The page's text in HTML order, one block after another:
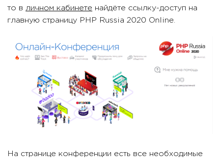
то в личном кабинете найдёте ссылку-доступ на
главную страницу PHP Russia 2020 Online.
На странице конференции есть все необходимые